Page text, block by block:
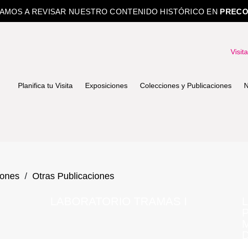
A REVISAR NUESTRO CONTENIDO HISTÓRICO EN
Planifica tu Visita Exposiciones Colecciones y Publicaciones
/ Otras Publicaciones